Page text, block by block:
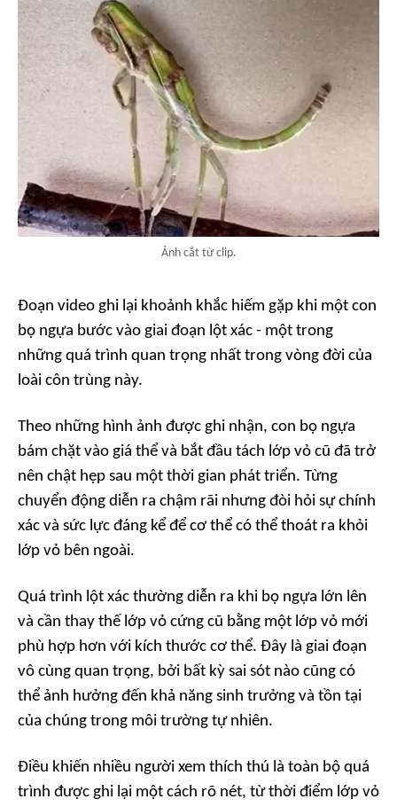
Ảnh cắt từ clip.
Đoạn video ghi lại khoảnh khắc hiếm gặp khi một con
bọ ngựa bước vào giai đoạn lột xác - một trong
những quá trình quan trọng nhất trong vòng đời của
loài côn trùng này.
Theo những hình ảnh được ghi nhận, con bọ ngựa
bám chặt vào giá thể và bắt đầu tách lớp vỏ cũ đã trở
nên chật hẹp sau một thời gian phát triển. Từng
chuyển động diễn ra chậm rãi nhưng đòi hỏi sự chính
xác và sức lực đáng kể để cơ thể có thể thoát ra khỏi
lớp vỏ bên ngoài.
Quá trình lột xác thường diễn ra khi bọ ngựa lớn lên
và cần thay thế lớp vỏ cứng cũ bằng một lớp vỏ mới
phù hợp hơn với kích thước cơ thể. Đây là giai đoạn
vô cùng quan trọng, bởi bất kỳ sai sót nào cũng có
thể ảnh hưởng đến khả năng sinh trưởng và tồn tại
của chúng trong môi trường tự nhiên.
Điều khiến nhiều người xem thích thú là toàn bộ quá
trình được ghi lại một cách rõ nét, từ thời điểm lớp vỏ